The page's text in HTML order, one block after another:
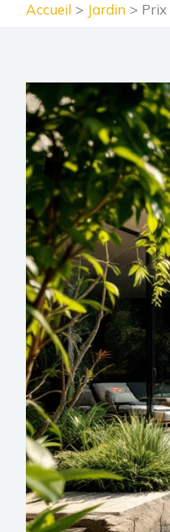
Accueil Jardin Prix